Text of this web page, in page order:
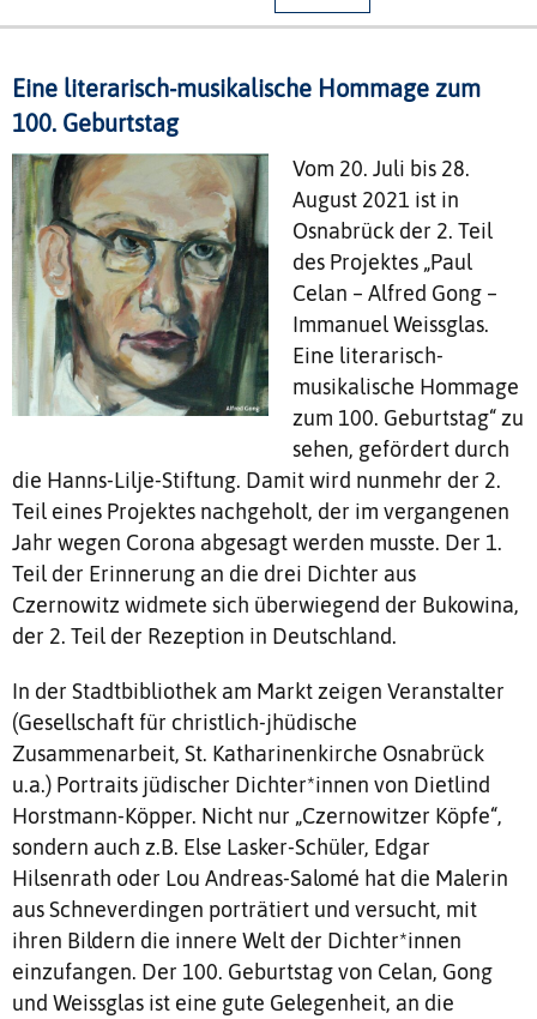
Eine literarisch-musikalische Hommage zum
100. Geburtstag
Vom 20. Juli bis 28.
August 2021 ist in
Osnabrück der 2. Teil
des Projektes „Paul
Celan – Alfred Gong –
Immanuel Weissglas.
Eine literarisch-
musikalische Hommage
zum 100. Geburtstag“ zu
sehen, gefördert durch
die Hanns-Lilje-Stiftung. Damit wird nunmehr der 2.
Teil eines Projektes nachgeholt, der im vergangenen
Jahr wegen Corona abgesagt werden musste. Der 1.
Teil der Erinnerung an die drei Dichter aus
Czernowitz widmete sich überwiegend der Bukowina,
der 2. Teil der Rezeption in Deutschland.
In der Stadtbibliothek am Markt zeigen Veranstalter
(Gesellschaft für christlich-jhüdische
Zusammenarbeit, St. Katharinenkirche Osnabrück
u.a.) Portraits jüdischer Dichter*innen von Dietlind
Horstmann-Köpper. Nicht nur „Czernowitzer Köpfe“,
sondern auch z.B. Else Lasker-Schüler, Edgar
Hilsenrath oder Lou Andreas-Salomé hat die Malerin
aus Schneverdingen porträtiert und versucht, mit
ihren Bildern die innere Welt der Dichter*innen
einzufangen. Der 100. Geburtstag von Celan, Gong
und Weissglas ist eine gute Gelegenheit, an die